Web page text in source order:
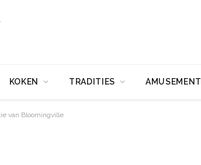
KOKEN TRADITIES AMUSEMENT
van Bloomingville